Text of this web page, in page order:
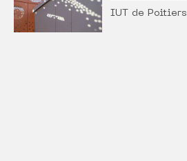
IUT de Poitiers